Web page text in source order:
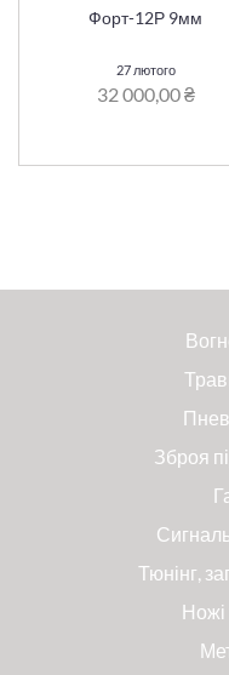
Форт-12Р 9мм
27 лютого
32 000,00 ₴
Зброя
Тюнінг,
Ножі